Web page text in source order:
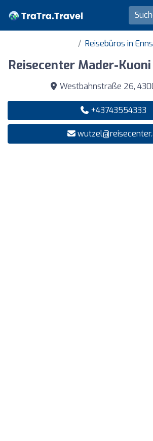
Reisebüros in Enns
Reisecenter Mader-
Westbahnstraße 26,
+43743554333